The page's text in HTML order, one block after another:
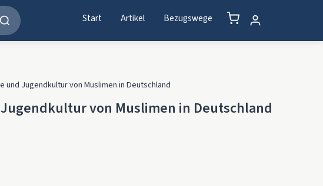
Start Artikel Bezugswege
und Jugendkultur von Muslimen in Deutschland
von Muslimen in Deutschland